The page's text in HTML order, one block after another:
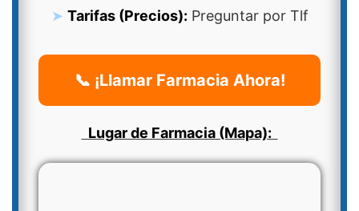
Tarifas (Precios): Preguntar por Tlf
📞 ¡Llamar Farmacia Ahora!
Lugar de Farmacia (Mapa):